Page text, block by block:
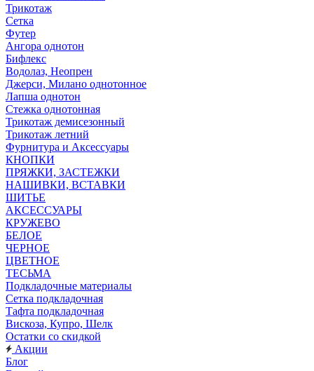
Трикотаж
Сетка
Футер
Ангора однотон
Бифлекс
Водолаз, Неопрен
Джерси, Милано однотонное
Лапша однотон
Стежка однотонная
Трикотаж демисезонный
Трикотаж летний
Фурнитура и Аксессуары
КНОПКИ
ПРЯЖКИ, ЗАСТЕЖКИ
НАШИВКИ, ВСТАВКИ
ШИТЬЕ
АКСЕССУАРЫ
КРУЖЕВО
БЕЛОЕ
ЧЕРНОЕ
ЦВЕТНОЕ
ТЕСЬМА
Подкладочные материалы
Сетка подкладочная
Тафта подкладочная
Вискоза, Купро, Шелк
Остатки со скидкой
Акции
Блог